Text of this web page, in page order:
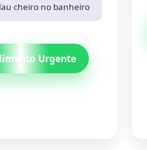
cheiro no banheiro
Urgente